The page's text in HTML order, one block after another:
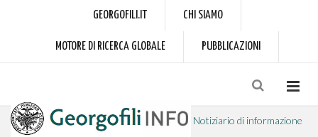
GEORGOFILI.IT CHI SIAMO
MOTORE DI RICERCA GLOBALE PUBBLICAZIONI
Notiziario di informazione